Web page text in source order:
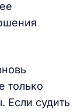
только
Если судить